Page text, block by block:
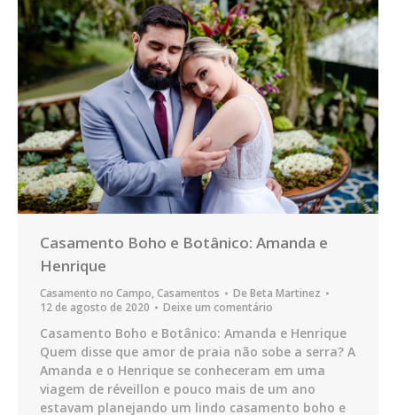
Casamento Boho e Botânico: Amanda e
Henrique
Casamento no Campo,Casamentos De Beta Martinez
12 de agosto de 2020
Deixe um comentário
Casamento Boho e Botânico: Amanda e Henrique
Quem disse que amor de praia não sobe a serra? A
Amanda e o Henrique se conheceram em uma
viagem de réveillon e pouco mais de um ano
estavam planejando um lindo casamento boho e